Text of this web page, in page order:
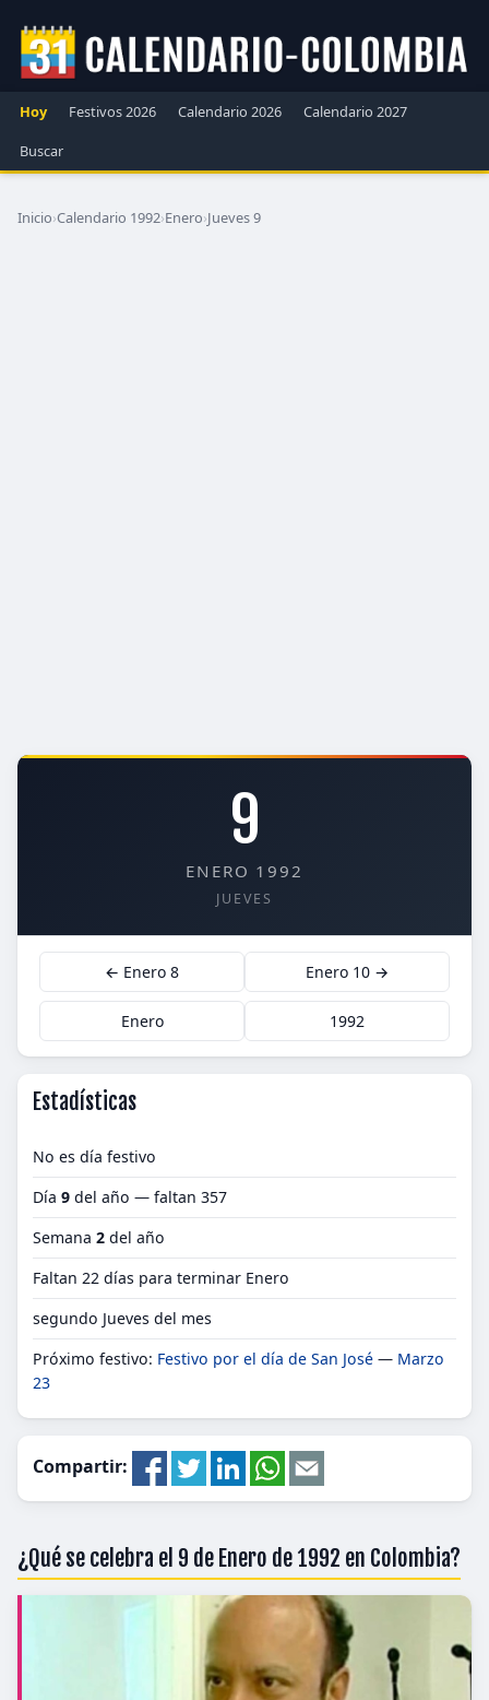
Hoy Festivos 2026 Calendario 2026
Calendario 2027
Buscar
Inicio›Calendario 1992›Enero›Jueves 9
9
ENERO 1992
JUEVES
← Enero 8 Enero 10 →
Enero 1992
Estadísticas
No es día festivo
Día 9 del año — faltan 357
Semana 2 del año
Faltan 22 días para terminar Enero
segundo Jueves del mes
Próximo festivo: Festivo por el día de San José — Marzo
23
Compartir:
¿Qué se celebra el 9 de Enero de 1992 en Colombia?